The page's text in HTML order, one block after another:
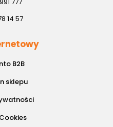
14 57
B2B
sklepu